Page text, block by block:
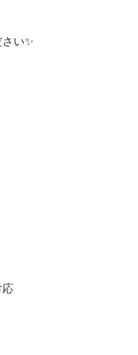
い✨️
応